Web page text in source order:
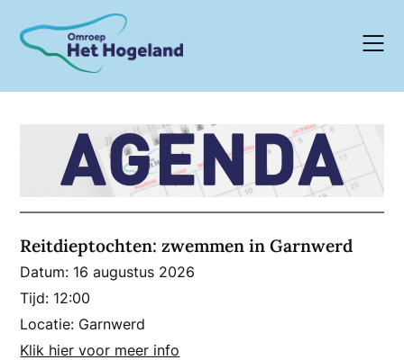
content
Reitdieptochten: zwemmen in Garnwerd
Datum: 16 augustus 2026
Tijd: 12:00
Locatie: Garnwerd
Klik hier voor meer info